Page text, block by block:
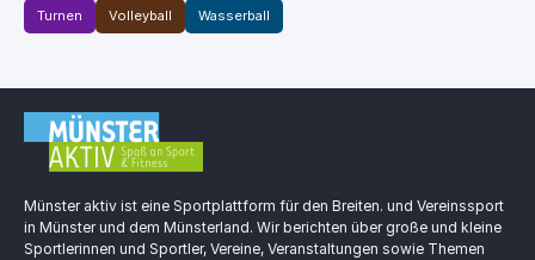
Turnen Volleyball Wasserball
Münster aktiv ist eine Sportplattform für den Breiten. und Vereinssport
in Münster und dem Münsterland. Wir berichten über große und kleine
Sportlerinnen und Sportler, Vereine, Veranstaltungen sowie Themen